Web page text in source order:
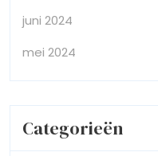
juni 2024
mei 2024
Categorieën